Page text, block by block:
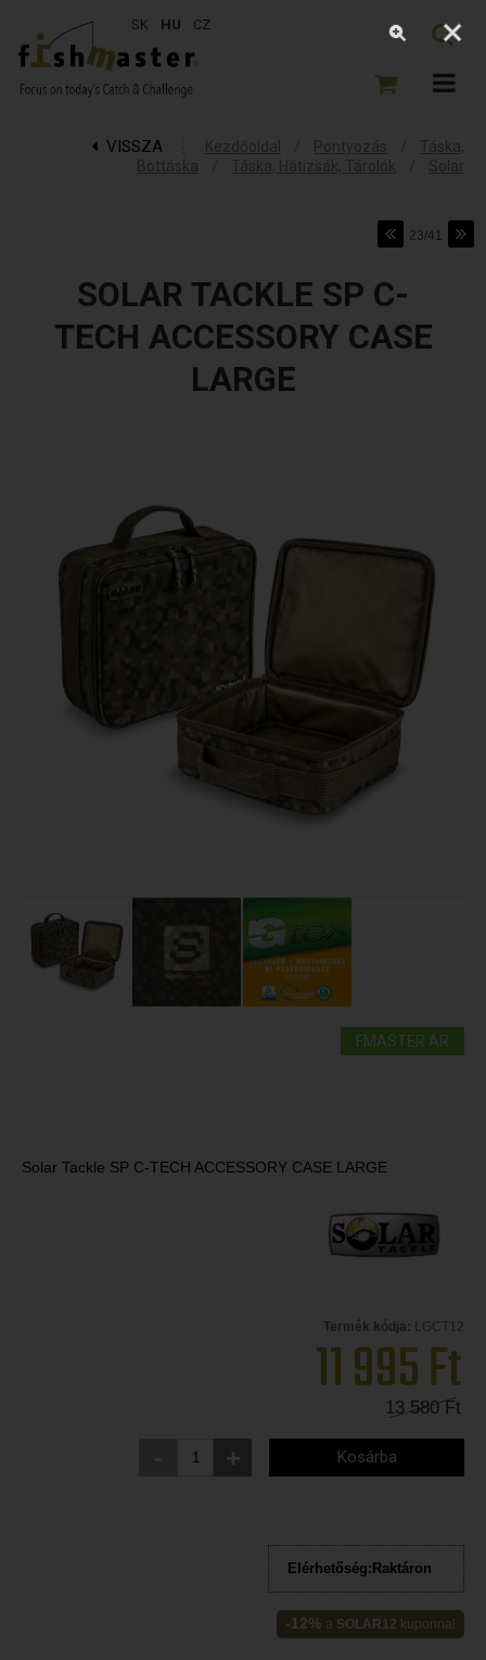
SK HU CZ
VISSZA Kezdőoldal Pontyozás
Táska,
Bottáska
Táska, Hátizsák, Tárolók Solar
23/41
SOLAR TACKLE SP C-
TECH ACCESSORY CASE
LARGE
FMASTER ÁR
Solar Tackle SP C-TECH ACCESSORY CASE LARGE
Termék kódja: LGCT12
11 995Ft
13 580Ft
+ Kosárba
Elérhetőség:Raktáron
-12% a SOLAR12 kuponnal